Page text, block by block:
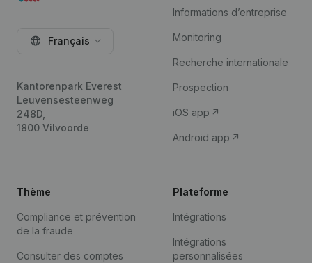
Français
Kantorenpark Everest
Leuvensesteenweg
248D,
1800 Vilvoorde
Informations d’entreprise
Monitoring
Recherche internationale
Prospection
iOS app
Android app
Thème
Compliance et prévention
de la fraude
Consulter des comptes
Plateforme
Intégrations
Intégrations
personnalisées